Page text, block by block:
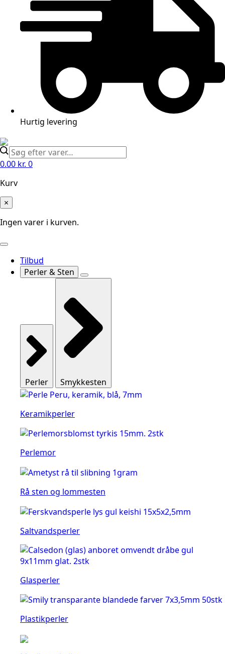
Hurtig levering
0.00 kr. 0
Kurv
×
Ingen varer i kurven.
Tilbud
Perler & Sten
Perler Smykkesten
Keramikperler
Perlemor
Rå sten og lommesten
Saltvandsperler
Glasperler
Plastikperler